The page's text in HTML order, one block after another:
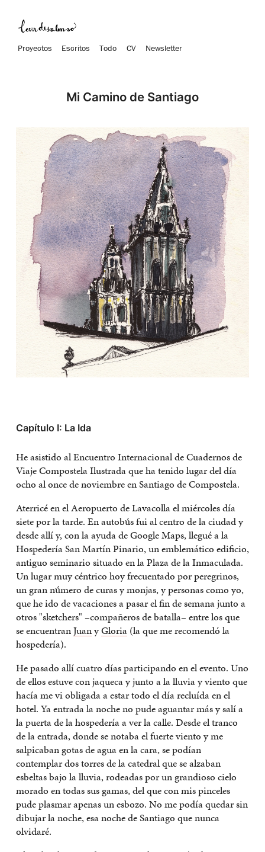
Proyectos Escritos Todo CV Newsletter
Mi Camino de Santiago
Capítulo I: La Ida
He asistido al Encuentro Internacional de Cuadernos de
Viaje Compostela Ilustrada que ha tenido lugar del día
ocho al once de noviembre en Santiago de Compostela.
Aterricé en el Aeropuerto de Lavacolla el miércoles día
siete por la tarde. En autobús fui al centro de la ciudad y
desde allí y, con la ayuda de Google Maps, llegué a la
Hospedería San Martín Pinario, un emblemático edificio,
antiguo seminario situado en la Plaza de la Inmaculada.
Un lugar muy céntrico hoy frecuentado por peregrinos,
un gran número de curas y monjas, y personas como yo,
que he ido de vacaciones a pasar el fin de semana junto a
otros "sketchers" –compañeros de batalla– entre los que
se encuentranJuanyGloria (la que me recomendó la
hospedería).
He pasado allí cuatro días participando en el evento. Uno
de ellos estuve con jaqueca y junto a la lluvia y viento que
hacía me vi obligada a estar todo el día recluída en el
hotel. Ya entrada la noche no pude aguantar más y salí a
la puerta de la hospedería a ver la calle. Desde el tranco
de la entrada, donde se notaba el fuerte viento y me
salpicaban gotas de agua en la cara, se podían
contemplar dos torres de la catedral que se alzaban
esbeltas bajo la lluvia, rodeadas por un grandioso cielo
morado en todas sus gamas, del que con mis pinceles
pude plasmar apenas un esbozo. No me podía quedar sin
dibujar la noche, esa noche de Santiago que nunca
olvidaré.